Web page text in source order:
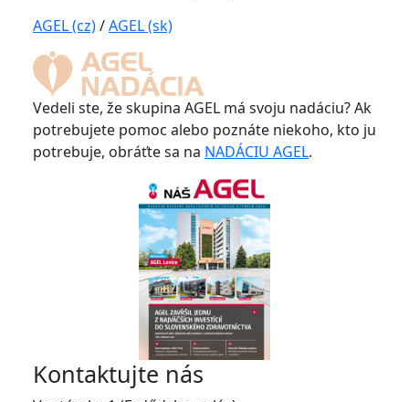
AGEL (cz)/AGEL (sk)
Vedeli ste, že skupina AGEL má svoju nadáciu? Ak
potrebujete pomoc alebo poznáte niekoho, kto ju
potrebuje, obráťte sa na NADÁCIU AGEL.
Kontaktujte nás